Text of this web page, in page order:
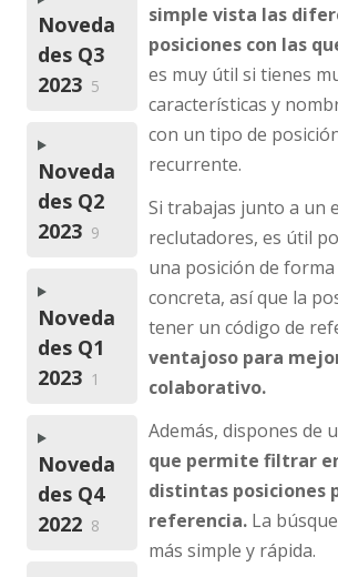
simple vista las
posiciones con las
es muy útil si tienes
características y
con un tipo de
recurrente.
Si trabajas junto a un
reclutadores, es útil
una posición de forma
concreta, así que la
tener un código de
ventajoso para
colaborativo.
Además, dispones de
que permite filtrar
distintas posiciones
referencia. La
más simple y rápida.
Noveda
des Q3
2023 5
Noveda
des Q2
2023 9
Noveda
des Q1
2023 1
Noveda
des Q4
2022 8